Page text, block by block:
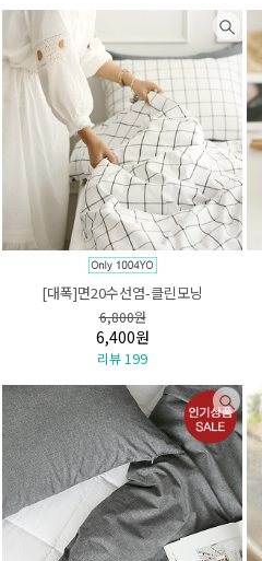
[대폭]면20수선염-클린모닝
6,800원
6,400원
리뷰 199